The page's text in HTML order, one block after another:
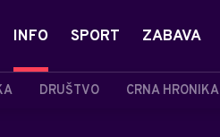
INFO
DRUŠTVO CRNA HRONIKA
SPORT ZABAVA